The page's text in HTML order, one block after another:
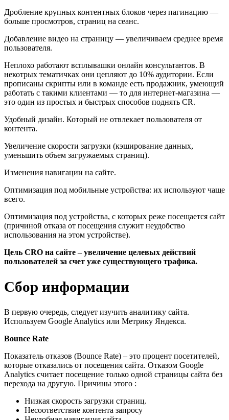
Дробление крупных контентных блоков через пагинацию —
больше просмотров, страниц на сеанс.
Добавление видео на страницу — увеличиваем среднее время
пользователя.
Неплохо работают всплывашки онлайн консультантов. В
некотрых тематичках они цепляют до 10% аудитории. Если
прописаны скрипты или в команде есть продажник, умеющий
работать с такими клиентами — то для интернет-магазина —
это один из простых и быстрых способов поднять CR.
Удобный дизайн. Который не отвлекает пользователя от
контента.
Увеличение скорости загрузки (кэширование данных,
уменьшить объем загружаемых страниц).
Изменения навигации на сайте.
Оптимизация под мобильные устройства: их используют чаще
всего.
Оптимизация под устройства, с которых реже посещается сайт
(причиной отказа от посещения служит неудобство
использования на этом устройстве).
Цель CRO на сайте – увеличение целевых действий
пользователей за счет уже существующего трафика.
Сбор информации
В первую очередь, следует изучить аналитику сайта.
Используем Google Analytics или Метрику Яндекса.
Bounce Rate
Показатель отказов (Bounce Rate) – это процент посетителей,
которые отказались от посещения сайта. Отказом Google
Analytics считает посещение только одной страницы сайта без
перехода на другую. Причины этого :
Низкая скорость загрузки страниц.
Несоответствие контента запросу